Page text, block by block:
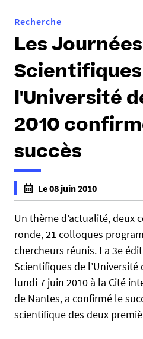
Recherche
Les Journées
Scientifiques
l'Université
2010
succès
h
t
p
s
:
/
/
j
s
Le 08 juin 2010
f
a
l
f
a
l
s
Un thème d’actualité, deux
ronde, 21 colloques
chercheurs réunis. La 3e
Scientifiques de
lundi 7 juin 2010 à la Cité
de Nantes, a confirmé le
scientifique des deux